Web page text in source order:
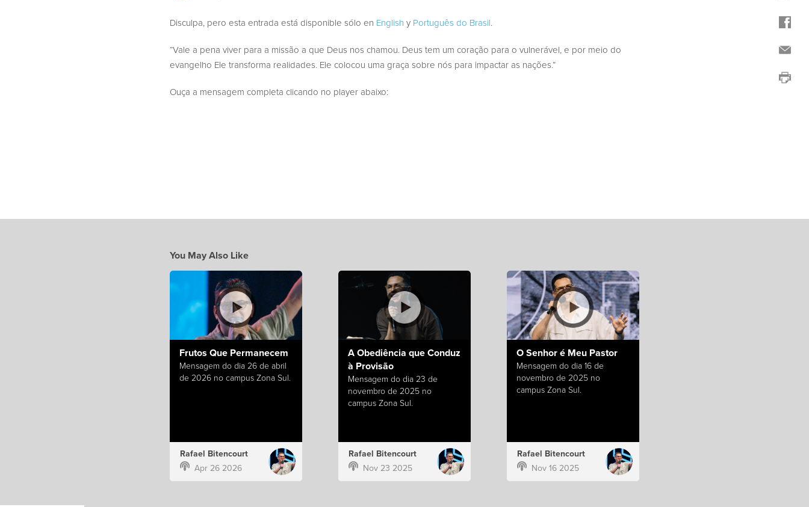
Disculpa, pero esta entrada está disponible sólo en English y Português do Brasil.
“Vale a pena viver para a missão a que Deus nos chamou. Deus tem um coração para o vulnerável, e por meio do
evangelho Ele transforma realidades. Ele colocou uma graça sobre nós para impactar as nações.”
Ouça a mensagem completa clicando no player abaixo:
You May Also Like
Frutos Que Permanecem
Mensagem do dia 26 de abril
de 2026 no campus Zona Sul.
Rafael Bitencourt
Apr 26 2026
A Obediência que Conduz
à Provisão
Mensagem do dia 23 de
novembro de 2025 no
campus Zona Sul.
Rafael Bitencourt
Nov 23 2025
O Senhor é Meu Pastor
Mensagem do dia 16 de
novembro de 2025 no
campus Zona Sul.
Rafael Bitencourt
Nov 16 2025